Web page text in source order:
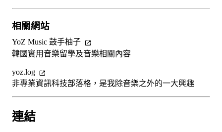
相關網站
YoZ Music 鼓手柚子
韓國實用音樂留學及音樂相關內容
yoz.log
非專業資訊科技部落格，是我除音樂之外的一大興趣
連結